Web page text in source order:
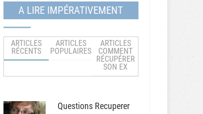
A LIRE IMPÉRATIVEMENT
ARTICLES
RÉCENTS
ARTICLES
POPULAIRES
ARTICLES
COMMENT
RÉCUPÉRER
SON EX
Questions Recuperer